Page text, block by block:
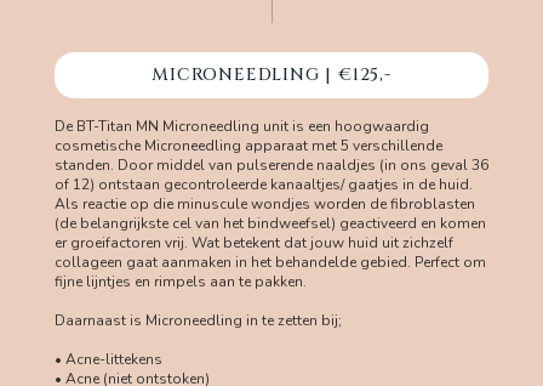
MICRONEEDLING | €125,-
De BT-Titan MN Microneedling unit is een hoogwaardig
cosmetische Microneedling apparaat met 5 verschillende
standen. Door middel van pulserende naaldjes (in ons geval 36
of 12) ontstaan gecontroleerde kanaaltjes/ gaatjes in de huid.
Als reactie op die minuscule wondjes worden de fibroblasten
(de belangrijkste cel van het bindweefsel) geactiveerd en komen
er groeifactoren vrij. Wat betekent dat jouw huid uit zichzelf
collageen gaat aanmaken in het behandelde gebied. Perfect om
fijne lijntjes en rimpels aan te pakken.
Daarnaast is Microneedling in te zetten bij;
• Acne-littekens
• Acne (niet ontstoken)